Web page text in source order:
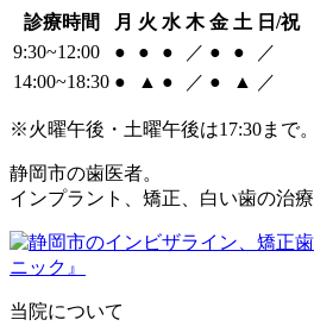
診療時間 月 火 水 木 金 土 日/祝
9:30~12:00
● ● ● ／ ● ●
／
14:00~18:30 ● ▲ ● ／ ● ▲ ／
※火曜午後・土曜午後は17:30まで
静岡市の歯医者。
インプラント、矯正、白い歯の治
当院について